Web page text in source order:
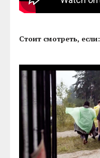
Стоит смотреть, если: